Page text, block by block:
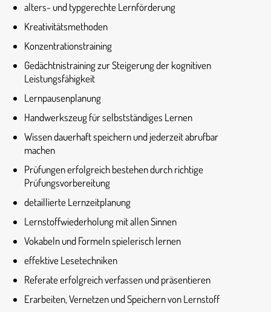
alters- und typgerechte Lernförderung
Kreativitätsmethoden
Konzentrationstraining
Gedächtnistraining zur Steigerung der kognitiven
Leistungsfähigkeit
Lernpausenplanung
Handwerkszeug für selbstständiges Lernen
Wissen dauerhaft speichern und jederzeit abrufbar
machen
Prüfungen erfolgreich bestehen durch richtige
Prüfungsvorbereitung
detaillierte Lernzeitplanung
Lernstoffwiederholung mit allen Sinnen
Vokabeln und Formeln spielerisch lernen
effektive Lesetechniken
Referate erfolgreich verfassen und präsentieren
Erarbeiten, Vernetzen und Speichern von Lernstoff